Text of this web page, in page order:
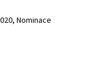
Nominace